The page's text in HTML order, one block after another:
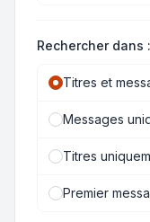
Rechercher dans :
Titres et
Messages
Titres
Premier